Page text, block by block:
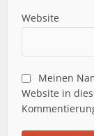
Website
Meinen
Website in